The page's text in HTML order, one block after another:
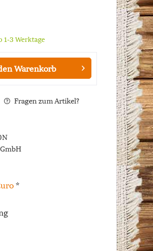
1-3 Werktage
Warenkorb
Fragen zum Artikel?
*